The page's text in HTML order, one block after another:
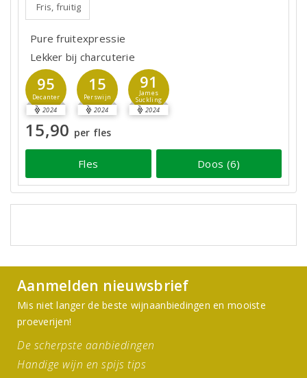
Fris, fruitig
Pure fruitexpressie
Lekker bij charcuterie
95
Decanter
2024
15
Perswijn
2024
91
James
Suckling
2024
15,90 per fles
Fles Doos (6)
Aanmelden nieuwsbrief
Mis niet langer de beste wijnaanbiedingen en mooiste
proeverijen!
De scherpste aanbiedingen
Handige wijn en spijs tips